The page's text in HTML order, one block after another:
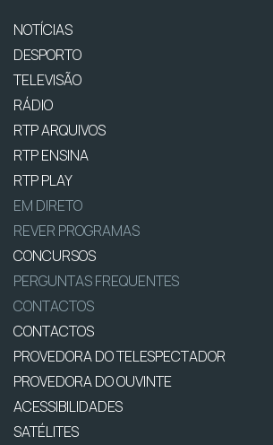
NOTÍCIAS
DESPORTO
TELEVISÃO
RÁDIO
RTP ARQUIVOS
RTP ENSINA
RTP PLAY
EM DIRETO
REVER PROGRAMAS
CONCURSOS
PERGUNTAS FREQUENTES
CONTACTOS
CONTACTOS
PROVEDORA DO TELESPECTADOR
PROVEDORA DO OUVINTE
ACESSIBILIDADES
SATÉLITES